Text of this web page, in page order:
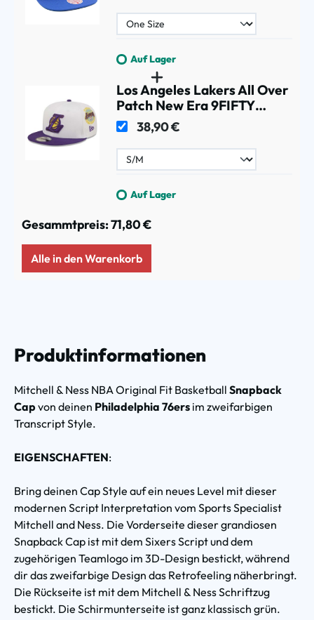
Auf Lager
Los Angeles Lakers All Over
Patch New Era 9FIFTY
Snapback NBA Cap
38,90 €
Auf Lager
Gesammtpreis:71,80 €
Alle in den Warenkorb
Produktinformationen
Mitchell & Ness NBA Original Fit Basketball Snapback
Cap von deinen Philadelphia 76ers im zweifarbigen
Transcript Style.
EIGENSCHAFTEN:
Bring deinen Cap Style auf ein neues Level mit dieser
modernen Script Interpretation vom Sports Specialist
Mitchell and Ness. Die Vorderseite dieser grandiosen
Snapback Cap ist mit dem Sixers Script und dem
zugehörigen Teamlogo im 3D-Design bestickt, während
dir das zweifarbige Design das Retrofeeling näherbringt.
Die Rückseite ist mit dem Mitchell & Ness Schriftzug
bestickt. Die Schirmunterseite ist ganz klassisch grün.